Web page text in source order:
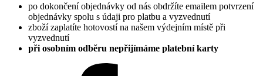
po dokončení objednávky od nás obdržíte emailem potvrzení
objednávky spolu s údaji pro platbu a vyzvednutí
zboží zaplatíte hotovostí na našem výdejním místě při
vyzvednutí
při osobním odběru nepřijímáme platební karty